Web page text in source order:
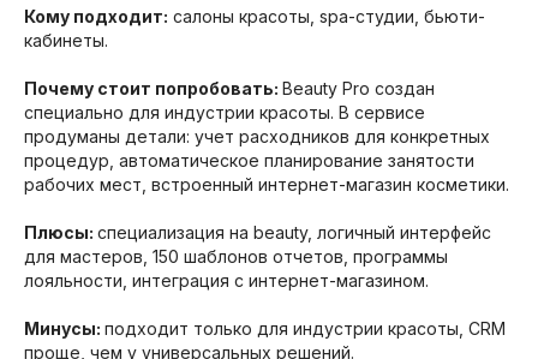
Кому подходит: салоны красоты, spa-студии, бьюти-
кабинеты.
Почему стоит попробовать: Beauty Pro создан
специально для индустрии красоты. В сервисе
продуманы детали: учет расходников для конкретных
процедур, автоматическое планирование занятости
рабочих мест, встроенный интернет-магазин косметики.
Плюсы: специализация на beauty, логичный интерфейс
для мастеров, 150 шаблонов отчетов, программы
лояльности, интеграция с интернет-магазином.
Минусы: подходит только для индустрии красоты, CRM
проще, чем у универсальных решений.